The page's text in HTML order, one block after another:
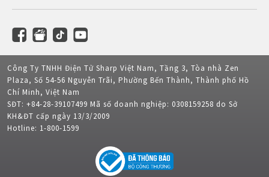
Công Ty TNHH Điện Tử Sharp Việt Nam, Tầng 3, Tòa nhà Zen
Plaza, Số 54-56 Nguyễn Trãi, Phường Bến Thành, Thành phố Hồ
Chí Minh, Việt Nam
SĐT: +84-28-39107499 Mã số doanh nghiệp: 0308159258 do Sở
KH&ĐT cấp ngày 13/3/2009
Hotline: 1-800-1599